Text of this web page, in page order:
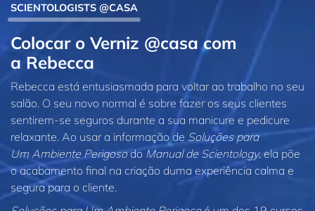
SCIENTOLOGISTS @CASA
Colocar o Verniz @casa com
a Rebecca
Rebecca está entusiasmada para voltar ao trabalho no seu
salão. O seu novo normal é sobre fazer os seus clientes
sentirem-se seguros durante a sua manicure e pedicure
relaxante. Ao usar a informação de Soluções para
Um Ambiente PerigosodoManual de Scientology, ela põe
o acabamento final na criação duma experiência calma e
segura para o cliente.